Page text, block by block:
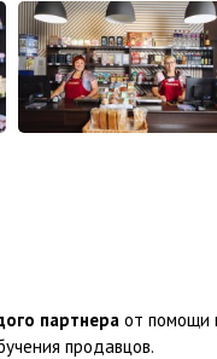
партнераот помощи
продавцов.